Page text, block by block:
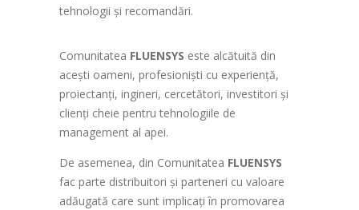
tehnologii și recomandări.
Comunitatea FLUENSYS este alcătuită din
acești oameni, profesioniști cu experiență,
proiectanți, ingineri, cercetători, investitori și
clienți cheie pentru tehnologiile de
management al apei.
De asemenea, din Comunitatea FLUENSYS
fac parte distribuitori și parteneri cu valoare
adăugată care sunt implicați în promovarea